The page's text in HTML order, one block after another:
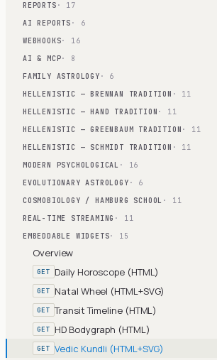
REPORTS · 17
AI REPORTS · 6
WEBHOOKS· 16
AI & MCP· 8
FAMILY ASTROLOGY · 6
HELLENISTIC — BRENNAN TRADITION · 11
HELLENISTIC — HAND TRADITION · 11
HELLENISTIC — GREENBAUM TRADITION · 11
HELLENISTIC — SCHMIDT TRADITION · 11
MODERN PSYCHOLOGICAL · 16
EVOLUTIONARY ASTROLOGY · 6
COSMOBIOLOGY / HAMBURG SCHOOL · 11
REAL-TIME STREAMING · 11
EMBEDDABLE WIDGETS· 15
Overview
GET Daily Horoscope (HTML)
GET Natal Wheel (HTML+SVG)
GET Transit Timeline (HTML)
GET HD Bodygraph (HTML)
GET Vedic Kundli (HTML+SVG)